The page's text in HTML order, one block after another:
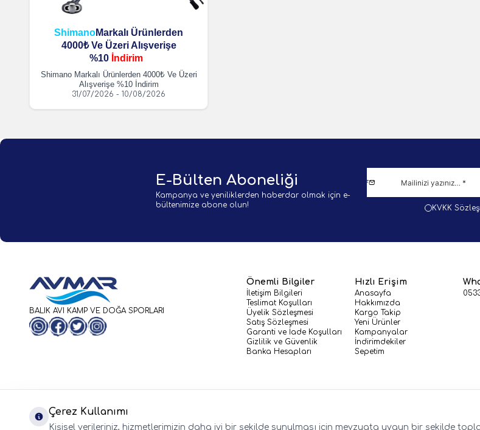
ShimanoMarkalı Ürünlerden
4000₺ Ve Üzeri Alışverişe
%10 İndirim
Shimano Markalı Ürünlerden 4000₺ Ve Üzeri
Alışverişe %10 İndirim
31/07/2026 - 10/08/2026
E-Bülten Aboneliği
Kampanya ve yeniliklerden haberdar olmak için e-
bültenimize abone olun!
KVKK
BALIK AVI KAMP VE DOĞA SPORLARI
WhatsApp
Facebook
TwitterInstagram
Önemli Bilgiler
İletişim Bilgileri
Teslimat Koşulları
Üyelik Sözleşmesi
Satış Sözleşmesi
Garanti ve İade Koşulları
Gizlilik ve Güvenlik
Banka Hesapları
Hızlı Erişim
Anasayfa
Hakkımızda
Kargo Takip
Yeni Ürünler
Kampanyalar
İndirimdekiler
Sepetim
Çerez Kullanımı
Kişisel verileriniz, hizmetlerimizin daha iyi bir şekilde sunulması için mevzuata uygun bir şekilde